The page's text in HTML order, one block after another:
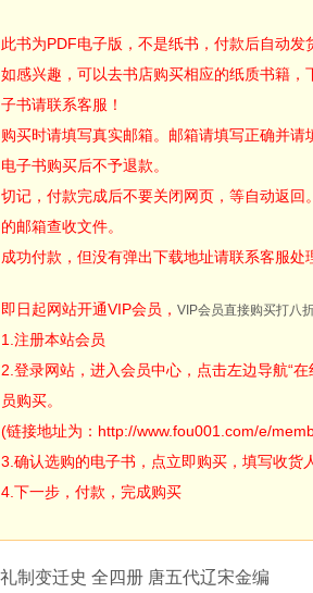
此书为PDF电子版，不是纸书，付款后自动
如感兴趣，可以去书店购买相应的纸质书籍
子书请联系客服！
购买时请填写真实邮箱。邮箱请填写正确并请
电子书购买后不予退款。
切记，付款完成后不要关闭网页，等自动返
的邮箱查收文件。
成功付款，但没有弹出下载地址请联系客服处
即日起网站开通VIP会员， VIP会员直接购买打八
1.注册本站会员
2.登录网站，进入会员中心，点击左边导航“
员购买。
(链接地址为：http://www.fou001.com/e/
3.确认选购的电子书，点立即购买，填写收货
4.下一步，付款，完成购买
制变迁史 全四册 唐五代辽宋金编